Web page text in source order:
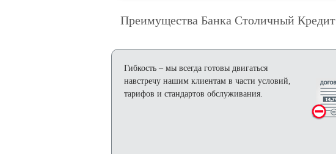
Преимущества Банка Столичный Кредит
Гибкость – мы всегда готовы двигаться
навстречу нашим клиентам в части условий,
тарифов и стандартов обслуживания.